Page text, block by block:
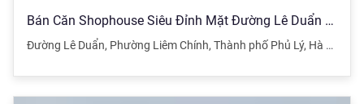
Bán Căn Shophouse Siêu Đỉnh Mặt Đường Lê Duẩn (42m) - 3 Mặt Tiền
Đường Lê Duẩn, Phường Liêm Chính, Thành phố Phủ Lý, Hà Nam